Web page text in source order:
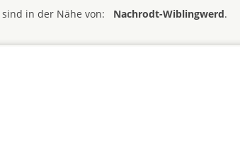
in der Nähe von: Nachrodt-Wiblingwerd.